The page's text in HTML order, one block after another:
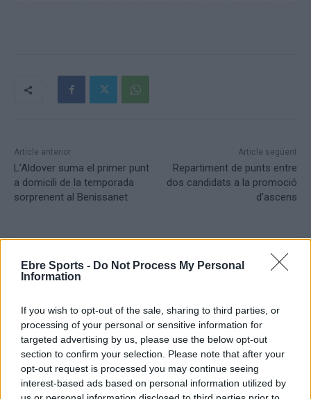
Ebre Sports - Do Not Process My Personal
Information
If you wish to opt-out of the sale, sharing to third parties, or
processing of your personal or sensitive information for
targeted advertising by us, please use the below opt-out
section to confirm your selection. Please note that after your
opt-out request is processed you may continue seeing
interest-based ads based on personal information utilized by
Article anterior
L’Aldover suma el primer punt
a domicili de la temporada
sorprenent al Benissanet
Article següent
Repartiment de punts entre
dos candidats a la promoció
d’ascens
Setmanari l'Ebre